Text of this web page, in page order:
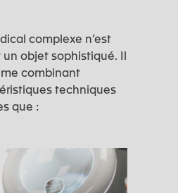
complexe n’est
objet sophistiqué. Il
combinant
techniques
que :